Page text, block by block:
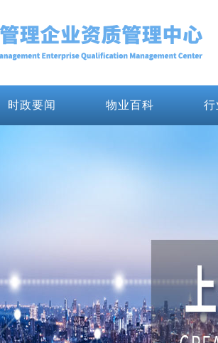
时政要闻 物业百科 行